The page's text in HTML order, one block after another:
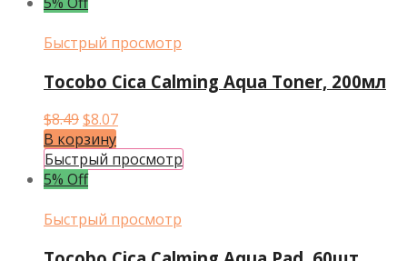
Быстрый просмотр
Tocobo Cica Calming Aqua Toner, 200мл
$8.49Первоначальная
цена
составляла
$8.49.
$8.07Текущая
$8.07.
В корзину
Быстрый просмотр
5% Off
Быстрый просмотр